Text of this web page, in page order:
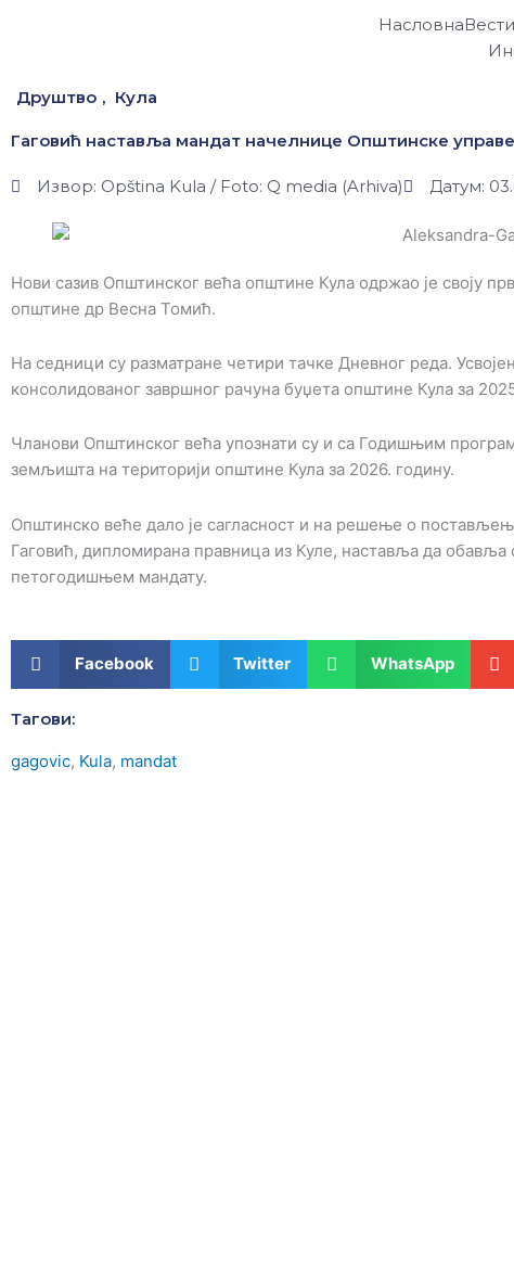
НасловнаВести
Друштво , Кула
Гаговић наставља мандат начелнице Општинске
Извор: Opština Kula / Foto: Q media (Arhiva) Датум:
Нови сазив Општинског већа општине Кула одржао је своју
општине др Весна Томић.
На седници су разматране четири тачке Дневног реда.
консолидованог завршног рачуна буџета општине Кула за
Чланови Општинског већа упознати су и са Годишњим
земљишта на територији општине Кула за 2026. годину.
Општинско веће дало је сагласност и на решење о
Гаговић, дипломирана правница из Куле, наставља да
петогодишњем мандату.
Facebook Twitter WhatsApp
Тагови:
gagovic, Kula, mandat